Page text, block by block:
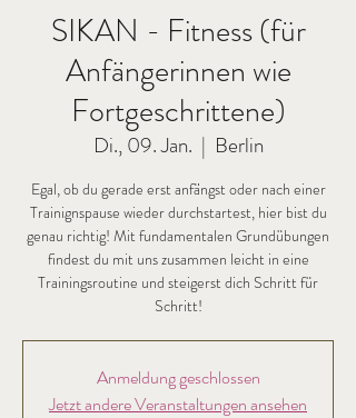
SIKAN - Fitness (für
Anfängerinnen wie
Fortgeschrittene)
Di., 09. Jan.
  |
Berlin
Egal, ob du gerade erst anfängst oder nach einer
Trainignspause wieder durchstartest, hier bist du
genau richtig! Mit fundamentalen Grundübungen
findest du mit uns zusammen leicht in eine
Trainingsroutine und steigerst dich Schritt für
Schritt!
Anmeldung geschlossen
Jetzt andere Veranstaltungen ansehen